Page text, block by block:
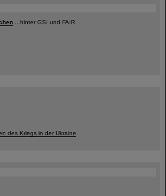
...hinter GSI und FAIR.
des Kriegs in der Ukraine